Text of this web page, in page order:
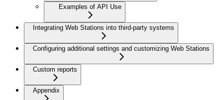
Examples of API Use
Integrating Web Stations into third-party systems
Configuring additional settings and customizing Web Stations
Custom reports
Appendix